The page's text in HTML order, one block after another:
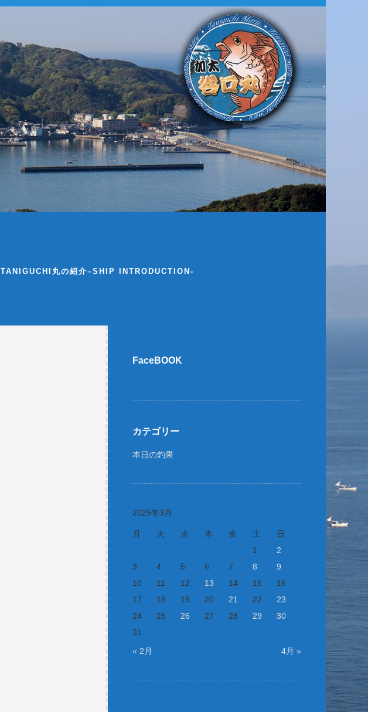
TANIGUCHI丸の紹介–SHIP INTRODUCTION-
FaceBOOK
カテゴリー
本日の釣果
2025年3月
月 火 水 木 金 土 日
« 2月 4月 »
1
2
3
4 5 6 7 8
9
10
11 12 13 14 15
16
17
18 19 20 21 22
23
24
25 26 27 28 29
30
31